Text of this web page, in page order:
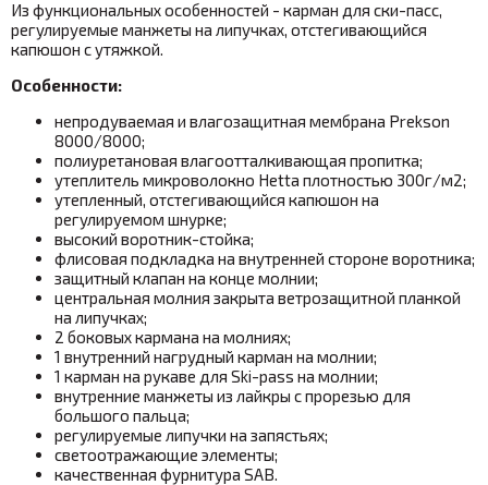
Из функциональных особенностей - карман для ски-пасс,
регулируемые манжеты на липучках, отстегивающийся
капюшон с утяжкой.
Особенности:
непродуваемая и влагозащитная мембрана Prekson
8000/8000;
полиуретановая влагоотталкивающая пропитка;
утеплитель микроволокно Hetta плотностью 300г/м2;
утепленный, отстегивающийся капюшон на
регулируемом шнурке;
высокий воротник-стойка;
флисовая подкладка на внутренней стороне воротника;
защитный клапан на конце молнии;
центральная молния закрыта ветрозащитной планкой
на липучках;
2 боковых кармана на молниях;
1 внутренний нагрудный карман на молнии;
1 карман на рукаве для Ski-pass на молнии;
внутренние манжеты из лайкры с прорезью для
большого пальца;
регулируемые липучки на запястьях;
светоотражающие элементы;
качественная фурнитура SAB.